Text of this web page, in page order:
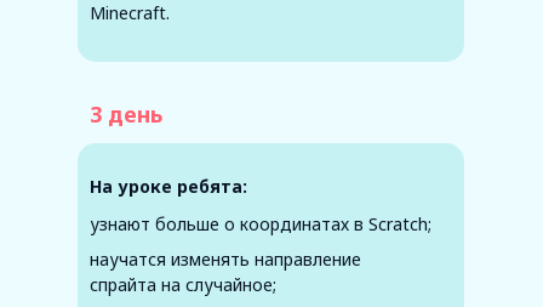
Minecraft.
На уроке ребята:
3 день
узнают больше о координатах в Scratch;
научатся изменять направление
спрайта на случайное;